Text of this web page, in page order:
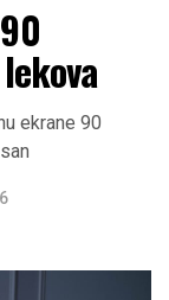
ekrane 90